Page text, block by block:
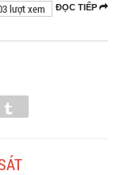
ĐỌC TIẾP
lượt xem